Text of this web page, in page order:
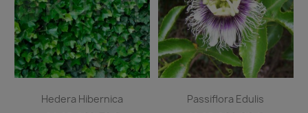
Hedera Hibernica
Passiflora Edulis